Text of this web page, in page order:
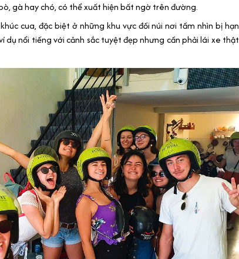
gà hay chó, có thể xuất hiện bất ngờ trên đường.
cua, đặc biệt ở những khu vực đồi núi nơi tầm nhìn bị hạn
dụ nổi tiếng với cảnh sắc tuyệt đẹp nhưng cần phải lái xe thật